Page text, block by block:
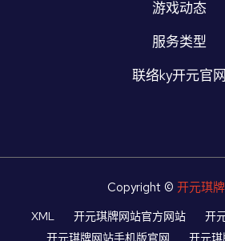
游戏动态
服务类型
联络ky开元官网
Copyright © 开元琪
XML 开元琪牌网站官方网站
开